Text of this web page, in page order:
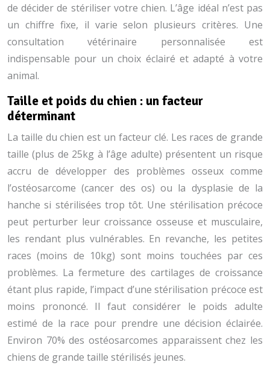
de décider de stériliser votre chien. L’âge idéal n’est pas
un chiffre fixe, il varie selon plusieurs critères. Une
consultation vétérinaire personnalisée est
indispensable pour un choix éclairé et adapté à votre
animal.
Taille et poids du chien : un facteur
déterminant
La taille du chien est un facteur clé. Les races de grande
taille (plus de 25kg à l’âge adulte) présentent un risque
accru de développer des problèmes osseux comme
l’ostéosarcome (cancer des os) ou la dysplasie de la
hanche si stérilisées trop tôt. Une stérilisation précoce
peut perturber leur croissance osseuse et musculaire,
les rendant plus vulnérables. En revanche, les petites
races (moins de 10kg) sont moins touchées par ces
problèmes. La fermeture des cartilages de croissance
étant plus rapide, l’impact d’une stérilisation précoce est
moins prononcé. Il faut considérer le poids adulte
estimé de la race pour prendre une décision éclairée.
Environ 70% des ostéosarcomes apparaissent chez les
chiens de grande taille stérilisés jeunes.